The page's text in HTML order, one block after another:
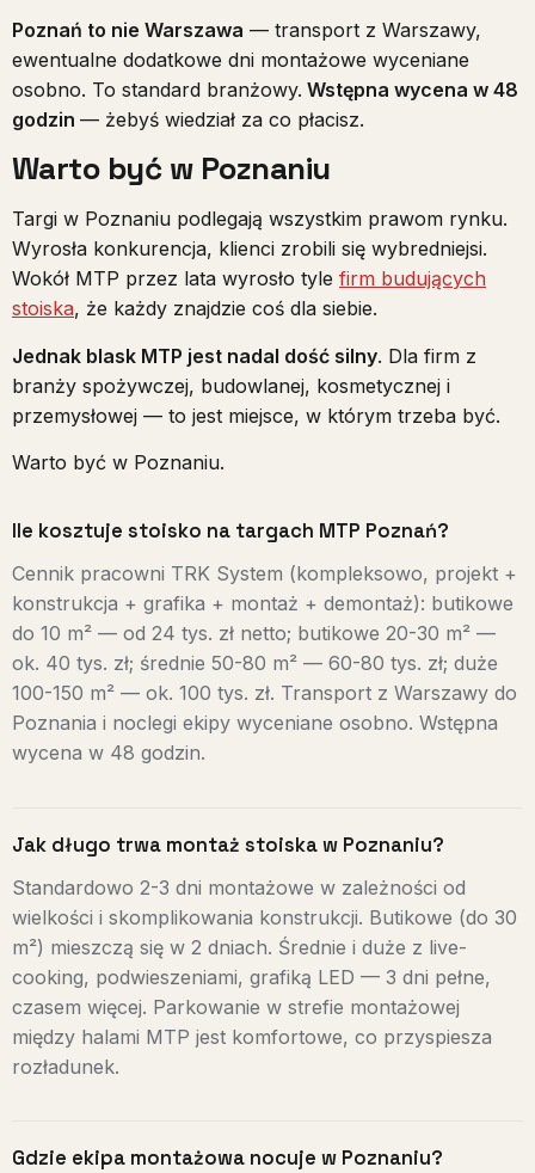
Poznań to nie Warszawa — transport z Warszawy,
ewentualne dodatkowe dni montażowe wyceniane
osobno. To standard branżowy. Wstępna wycena w 48
godzin — żebyś wiedział za co płacisz.
Warto być w Poznaniu
Targi w Poznaniu podlegają wszystkim prawom rynku.
Wyrosła konkurencja, klienci zrobili się wybredniejsi.
Wokół MTP przez lata wyrosło tyle firm budujących
stoiska, że każdy znajdzie coś dla siebie.
Jednak blask MTP jest nadal dość silny. Dla firm z
branży spożywczej, budowlanej, kosmetycznej i
przemysłowej — to jest miejsce, w którym trzeba być.
Warto być w Poznaniu.
Ile kosztuje stoisko na targach MTP Poznań?
Cennik pracowni TRK System (kompleksowo, projekt +
konstrukcja + grafika + montaż + demontaż): butikowe
do 10 m² — od 24 tys. zł netto; butikowe 20-30 m² —
ok. 40 tys. zł; średnie 50-80 m² — 60-80 tys. zł; duże
100-150 m² — ok. 100 tys. zł. Transport z Warszawy do
Poznania i noclegi ekipy wyceniane osobno. Wstępna
wycena w 48 godzin.
Jak długo trwa montaż stoiska w Poznaniu?
Standardowo 2-3 dni montażowe w zależności od
wielkości i skomplikowania konstrukcji. Butikowe (do 30
m²) mieszczą się w 2 dniach. Średnie i duże z live-
cooking, podwieszeniami, grafiką LED — 3 dni pełne,
czasem więcej. Parkowanie w strefie montażowej
między halami MTP jest komfortowe, co przyspiesza
rozładunek.
Gdzie ekipa montażowa nocuje w Poznaniu?